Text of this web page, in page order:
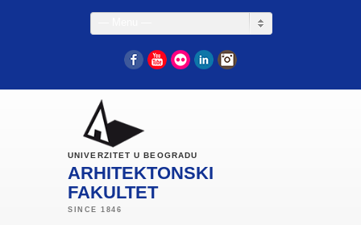
FacebookYouTube
Flickr LinkedIn
UNIVERZITET U BEOGRADU
ARHITEKTONSKI
FAKULTET